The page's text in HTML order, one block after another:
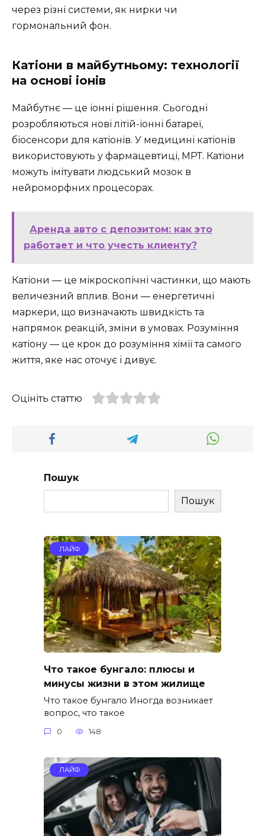
через різні системи, як нирки чи
гормональний фон.
Катіони в майбутньому: технології
на основі іонів
Майбутнє — це іонні рішення. Сьогодні
розробляються нові літій-іонні батареї,
біосенсори для катіонів. У медицині катіонів
використовують у фармацевтиці, МРТ. Катіони
можуть імітувати людський мозок в
нейроморфних процесорах.
Аренда авто с депозитом: как это
работает и что учесть клиенту?
Катіони — це мікроскопічні частинки, що мають
величезний вплив. Вони — енергетичні
маркери, що визначають швидкість та
напрямок реакцій, зміни в умовах. Розуміння
катіону — це крок до розуміння хімії та самого
життя, яке нас оточує і дивує.
Оцініть статтю
Пошук
Пошук
ЛАЙФ
Что такое бунгало: плюсы и
минусы жизни в этом жилище
Что такое бунгало Иногда возникает
вопрос, что такое
0 148
ЛАЙФ